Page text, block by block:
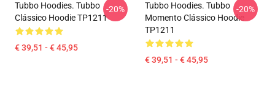
Tubbo Hoodies. Tubbo
Clássico Hoodie TP1211
€ 39,51 - € 45,95
-20%
Tubbo Hoodies. Tubbo
Momento Clássico Hoodie
TP1211
€ 39,51 - € 45,95
-20%